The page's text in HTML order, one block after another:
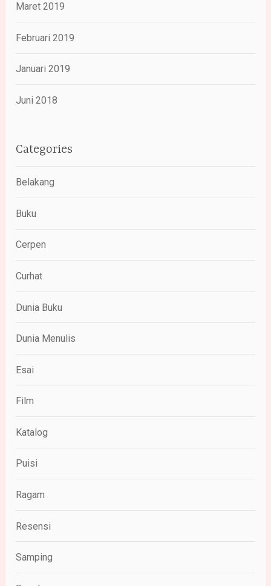
Maret 2019
Februari 2019
Januari 2019
Juni 2018
Categories
Belakang
Buku
Cerpen
Curhat
Dunia Buku
Dunia Menulis
Esai
Film
Katalog
Puisi
Ragam
Resensi
Samping